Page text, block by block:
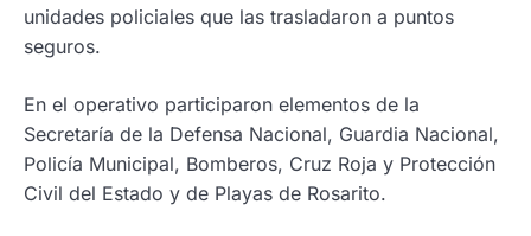
unidades policiales que las trasladaron a puntos
seguros.
En el operativo participaron elementos de la
Secretaría de la Defensa Nacional, Guardia Nacional,
Policía Municipal, Bomberos, Cruz Roja y Protección
Civil del Estado y de Playas de Rosarito.